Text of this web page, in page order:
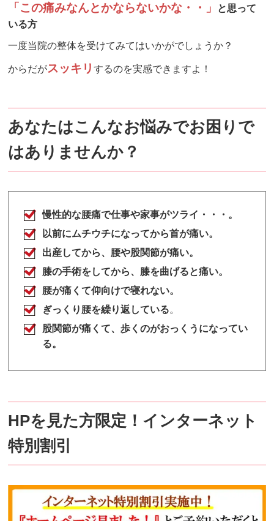
「この痛みなんとかならないかな・・」
と思って
いる方
一度当院の整体を受けてみてはいかがでしょうか？
からだがスッキリするのを実感できますよ！
あなたはこんなお悩みでお困りで
はありませんか？
慢性的な腰痛で仕事や家事がツライ・・・。
以前にムチウチになってから首が痛い。
出産してから、腰や股関節が痛い。
膝の手術をしてから、膝を曲げると痛い。
腰が痛くて仰向けで寝れない。
ぎっくり腰を繰り返している。
股関節が痛くて、歩くのがおっくうになってい
る。
HPを見た方限定！インターネット
特別割引